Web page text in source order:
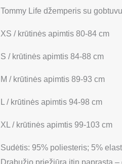
Tommy Life džemperis su
XS / krūtinės apimtis 80-84 cm
S / krūtinės apimtis 84-88 cm
M / krūtinės apimtis 89-93 cm
L / krūtinės apimtis 94-98 cm
XL / krūtinės apimtis 99-103 cm
Sudėtis: 95% poliesteris; 5%
Drabužio priežiūra itin paprasta